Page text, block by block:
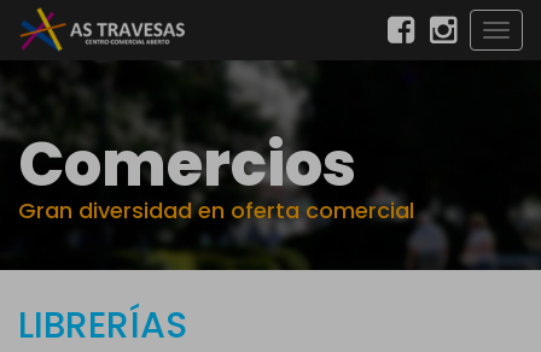
Comercios
Gran diversidad en oferta comercial
LIBRERÍAS